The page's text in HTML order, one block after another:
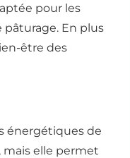
pour les
En plus
être des
énergétiques de
mais elle permet